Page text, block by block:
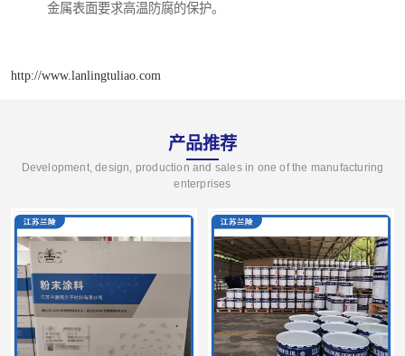
金属表面要求高温防腐的保护。
http://www.lanlingtuliao.com
产品推荐
Development, design, production and sales in one of the manufacturing
enterprises